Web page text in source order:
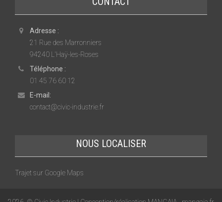
Adresse :
21 Rue des Marronniers
94240 L'Haÿ-les-Roses
Téléphone :
01 45 76 60 12
E-mail:
contact@civic-industrie.fr
NOUS LOCALISER
Trajet sur Google Maps